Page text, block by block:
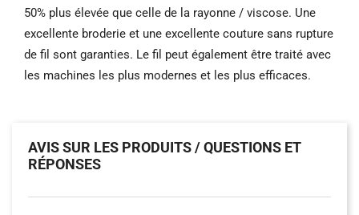
50% plus élevée que celle de la rayonne / viscose. Une
excellente broderie et une excellente couture sans rupture
de fil sont garanties. Le fil peut également être traité avec
les machines les plus modernes et les plus efficaces.
AVIS SUR LES PRODUITS / QUESTIONS ET
RÉPONSES